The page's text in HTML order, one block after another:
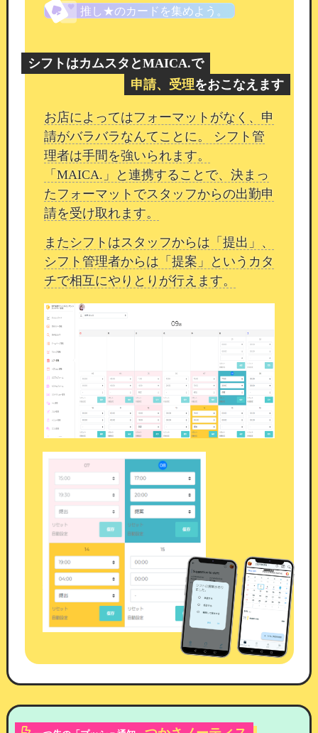
推し★のカードを集めよう。
シフトはカムスタとMAICA.で
申請、受理をおこなえます
お店によってはフォーマットがなく、申
請がバラバラなんてことに。 シフト管
理者は手間を強いられます。
「MAICA.」と連携することで、決まっ
たフォーマットでスタッフからの出勤申
請を受け取れます。
またシフトはスタッフからは「提出」、
シフト管理者からは「提案」というカタ
チで相互にやりとりが行えます。